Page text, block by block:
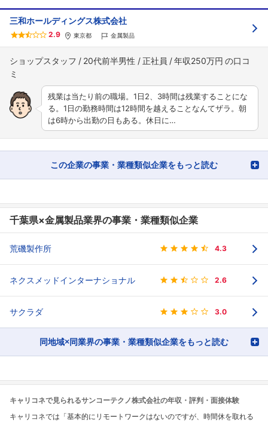
三和ホールディングス株式会社
2.9 東京都 金属製品
ショップスタッフ 20代前半男性 正社員 年収250万円
残業は当たり前の職場。1日2、3時間は残業することにな
る。1日の勤務時間は12時間を越えることなんてザラ。朝
は6時から出勤の日もある。休日に…
この企業の事業・業種類似企業をもっと読む
千葉県×金属製品業界の事業・業種類似企業
荒磯製作所 4.3
ネクスメッドインターナショナル 2.6
サクラダ 3.0
同地域×同業界の事業・業種類似企業をもっと読む
キャリコネで見られるサンコーテクノ株式会社の年収・評判・面接体験
キャリコネでは「基本的にリモートワークはないのですが、時間休を取れる